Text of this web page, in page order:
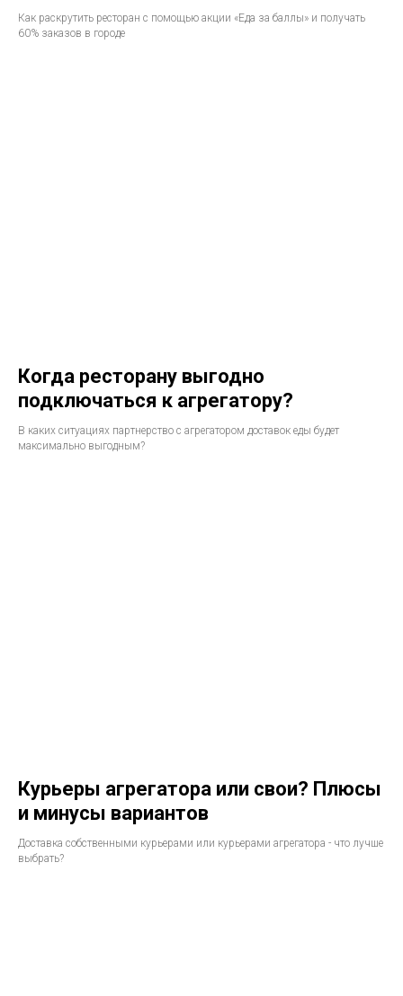
Как раскрутить ресторан с помощью акции «Еда за баллы» и получать
60% заказов в городе
Когда ресторану выгодно
подключаться к агрегатору?
В каких ситуациях партнерство с агрегатором доставок еды будет
максимально выгодным?
Курьеры агрегатора или свои? Плюсы
и минусы вариантов
Доставка собственными курьерами или курьерами агрегатора - что лучше
выбрать?